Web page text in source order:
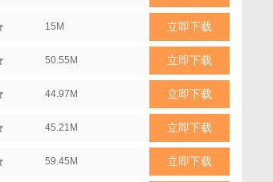
惑用户下载和安装，并通过PC端和手机端的
的用户反映看，该勒索软件在界面上，高
后，用户的桌面壁纸、软件名称和图标会被篡
有文件将被删除。
15M 立即下载
50.55M 立即下载
44.97M 立即下载
45.21M 立即下载
59.45M 立即下载